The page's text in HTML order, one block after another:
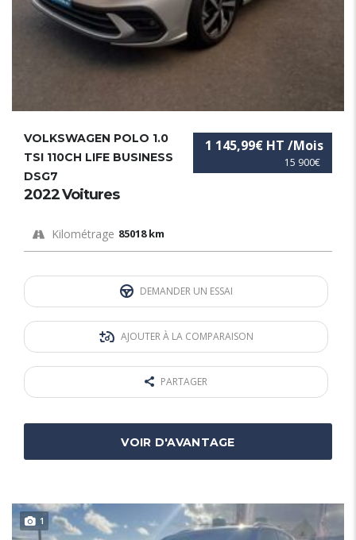
15 900€
1 145,99€ HT /Mois
VOLKSWAGEN POLO 1.0
TSI 110CH LIFE BUSINESS
DSG7
2022 Voitures
Kilométrage 85018 km
DEMANDER UN ESSAI
AJOUTER À LA COMPARAISON
PARTAGER
VOIR D'AVANTAGE
1